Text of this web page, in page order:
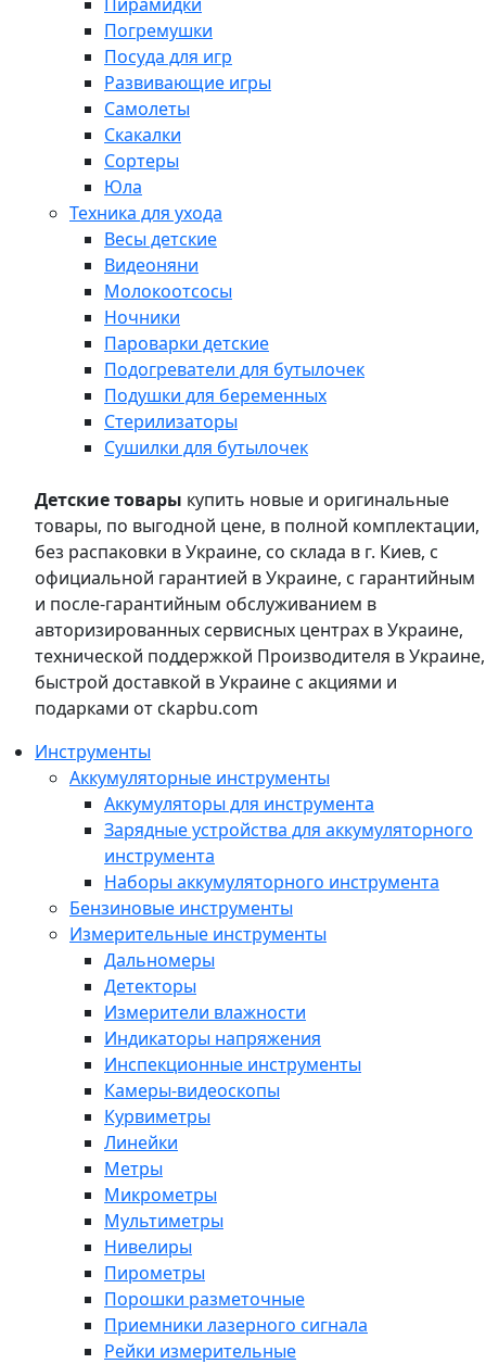
Погремушки
Посуда для игр
Развивающие игры
Самолеты
Скакалки
Сортеры
Юла
Техника для ухода
Весы детские
Видеоняни
Молокоотсосы
Ночники
Пароварки детские
Подогреватели для бутылочек
Подушки для беременных
Стерилизаторы
Сушилки для бутылочек
Детские товары купить новые и оригинальные
товары, по выгодной цене, в полной комплектации,
без распаковки в Украине, со склада в г. Киев, с
официальной гарантией в Украине, с гарантийным
и после-гарантийным обслуживанием в
авторизированных сервисных центрах в Украине,
технической поддержкой Производителя в Украине,
быстрой доставкой в Украине с акциями и
подарками от ckapbu.com
Инструменты
Аккумуляторные инструменты
Аккумуляторы для инструмента
Зарядные устройства для аккумуляторного
инструмента
Наборы аккумуляторного инструмента
Бензиновые инструменты
Измерительные инструменты
Дальномеры
Детекторы
Измерители влажности
Индикаторы напряжения
Инспекционные инструменты
Камеры-видеоскопы
Курвиметры
Линейки
Метры
Микрометры
Мультиметры
Нивелиры
Пирометры
Порошки разметочные
Приемники лазерного сигнала
Рейки измерительные